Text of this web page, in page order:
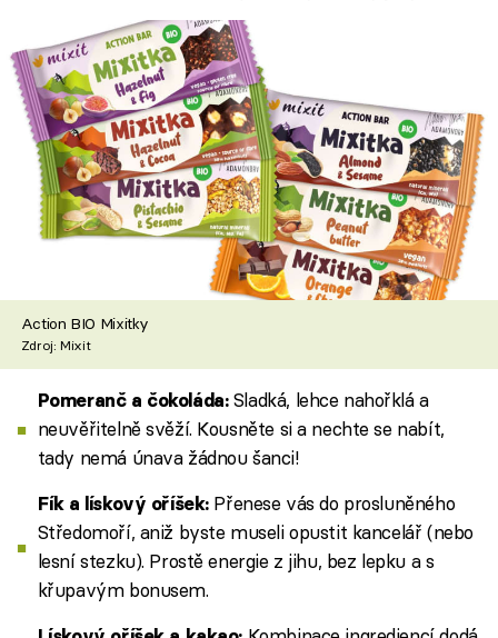
Action BIO Mixitky
Zdroj: Mixit
Pomeranč a čokoláda:Sladká, lehce nahořklá a
neuvěřitelně svěží. Kousněte si a nechte se nabít,
tady nemá únava žádnou šanci!
Fík a lískový oříšek:Přenese vás do prosluněného
Středomoří, aniž byste museli opustit kancelář (nebo
lesní stezku). Prostě energie z jihu, bez lepku a s
křupavým bonusem.